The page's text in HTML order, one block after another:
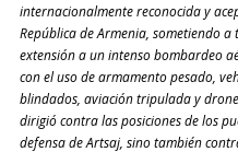
internacionalmente reconocida y
República de Armenia, sometiendo a
extensión a un intenso bombardeo
con el uso de armamento pesado,
blindados, aviación tripulada y
dirigió contra las posiciones de los
defensa de Artsaj, sino también